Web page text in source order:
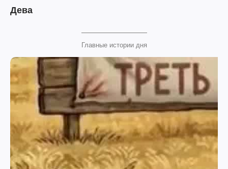
Дева
Главные истории дня